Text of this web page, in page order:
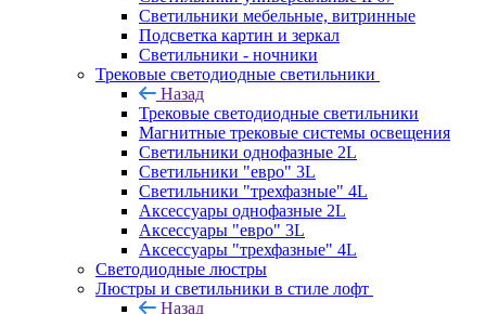
Светильники мебельные, витринные
Подсветка картин и зеркал
Светильники - ночники
Трековые светодиодные светильники
Назад
Трековые светодиодные светильники
Магнитные трековые системы освещения
Светильники однофазные 2L
Светильники "евро" 3L
Светильники "трехфазные" 4L
Аксессуары однофазные 2L
Аксессуары "евро" 3L
Аксессуары "трехфазные" 4L
Светодиодные люстры
Люстры и светильники в стиле лофт
Назад